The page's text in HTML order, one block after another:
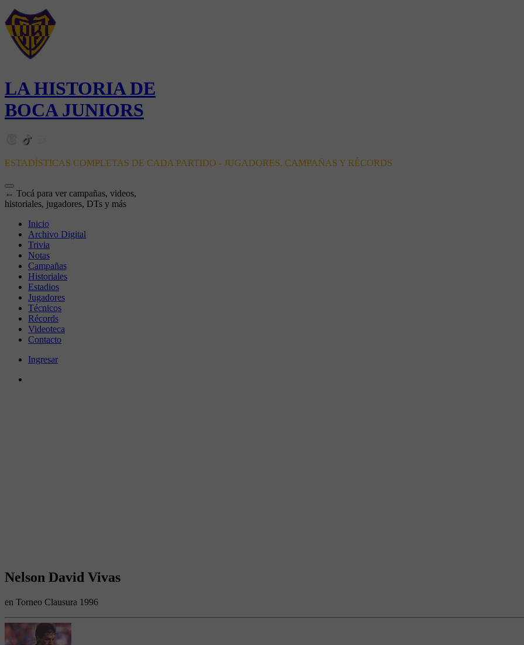
LA HISTORIA DE
BOCA JUNIORS
ESTADÍSTICAS COMPLETAS DE CADA PARTIDO - JUGADORES, CAMPAÑAS Y RÉCORDS
← Tocá para ver campañas, videos,
historiales, jugadores, DTs y más
Inicio
Archivo Digital
Trivia
Notas
Campañas
Historiales
Estadios
Jugadores
Técnicos
Récords
Videoteca
Contacto
Ingresar
Nelson David Vivas
en Torneo Clausura 1996